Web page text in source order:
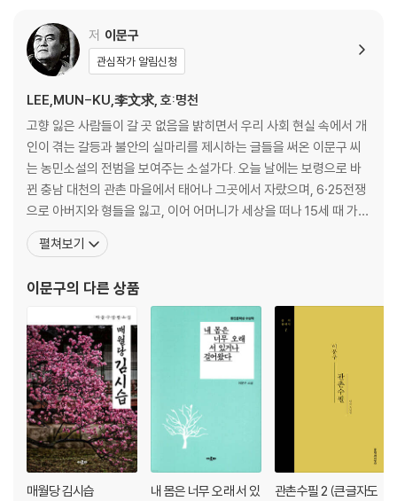
저 이문구
관심작가 알림신청
LEE,MUN-KU,李文求, 호:명천
고향 잃은 사람들이 갈 곳 없음을 밝히면서 우리 사회 현실 속에서 개
인이 겪는 갈등과 불안의 실마리를 제시하는 글들을 써온 이문구 씨
는 농민소설의 전범을 보여주는 소설가다. 오늘 날에는 보령으로 바
뀐 충남 대천의 관촌 마을에서 태어나 그곳에서 자랐으며, 6·25전쟁
으로 아버지와 형들을 잃고, 이어 어머니가 세상을 떠나 15세 때 가장
이 되었다. 1959년 중학교 졸업 후 상경해 막노동과 행상으로 생계를
유지하던 그는 1961년 서라벌예술대학 문예창작과에 입학해 김동
결』(1966)의 독특한 문장과 문체에
펼쳐보기
이문구의 다른 상품
매월당 김시습
내 몸은 너무 오래 서 있
관촌수필 2 (큰글자도